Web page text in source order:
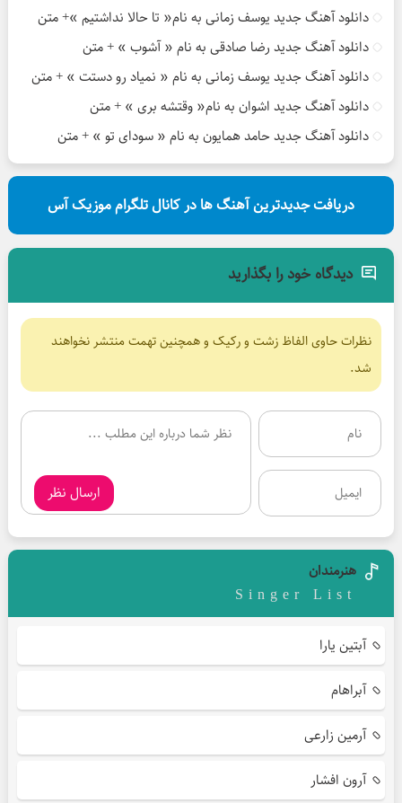
دانلود آهنگ جدید یوسف زمانی به نام« تا حالا نداشتیم »+ متن
دانلود آهنگ جدید رضا صادقی به نام « آشوب » + متن
دانلود آهنگ جدید یوسف زمانی به نام « نمیاد رو دستت » + متن
دانلود آهنگ جدید اشوان به نام« وقتشه بری » + متن
دانلود آهنگ جدید حامد همایون به نام « سودای تو » + متن
دریافت جدیدترین آهنگ ها در کانال تلگرام موزیک آس
دیدگاه خود را بگذارید
نظرات حاوی الفاظ زشت و رکیک و همچنین تهمت منتشر نخواهند
شد.
ارسال نظر
هنرمندان
Singer List
آبتین یارا
آبراهام
آرمین زارعی
آرون افشار